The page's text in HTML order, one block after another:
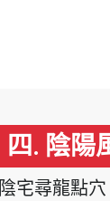
四. 陰陽
陰宅尋龍點穴